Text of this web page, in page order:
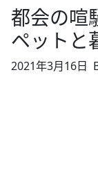
都会の喧
ペットと
2021年3月16日